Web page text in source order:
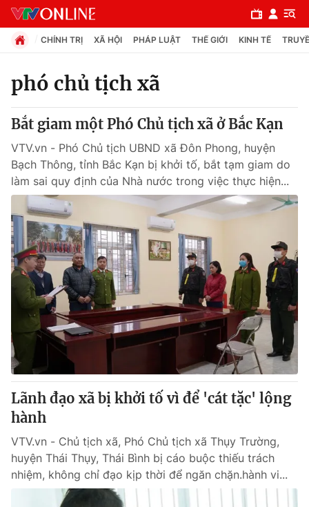
Chuyên mục
Xã hội
Pháp luật
Y tế
Thế giới
Tin tức
Thế giới đó đây
Câu chuyện quốc tế
Kinh tế
Tài chính
Thị trường
Góc doanh nghiệp
Dữ liệu và đời sống
Truyền hình
Phim VTV
Hậu trường
Giải trí
Điện ảnh
Đời sống
CHÍNH TRỊ XÃ HỘI PHÁP LUẬT THẾ GIỚI KINH TẾ
phó chủ tịch xã
Bắt giam một Phó Chủ tịch xã ở Bắc Kạn
VTV.vn - Phó Chủ tịch UBND xã Đôn Phong, huyện
Bạch Thông, tỉnh Bắc Kạn bị khởi tố, bắt tạm giam do
làm sai quy định của Nhà nước trong việc thực hiện...
Lãnh đạo xã bị khởi tố vì để 'cát tặc' lộng
hành
VTV.vn - Chủ tịch xã, Phó Chủ tịch xã Thụy Trường,
huyện Thái Thụy, Thái Bình bị cáo buộc thiếu trách
nhiệm, không chỉ đạo kịp thời để ngăn chặn.hành vi...